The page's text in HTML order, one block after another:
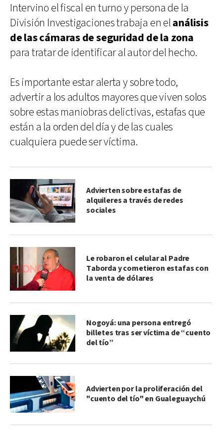
Intervino el fiscal en turno y persona de la
División Investigaciones trabaja en elanálisis
de las cámaras de seguridad de la zona
para tratar de identificar al autor del hecho.
Es importante estar alerta y sobre todo,
advertir a los adultos mayores que viven solos
sobre estas maniobras delictivas, estafas que
están a la orden del día y de las cuales
cualquiera puede ser víctima.
Advierten sobre estafas de
alquileres a través de redes
sociales
Le robaron el celular al Padre
Taborda y cometieron estafas con
la venta de dólares
Nogoyá: una persona entregó
billetes tras ser víctima de “cuento
del tío”
Advierten por la proliferación del
"cuento del tío" en Gualeguaychú